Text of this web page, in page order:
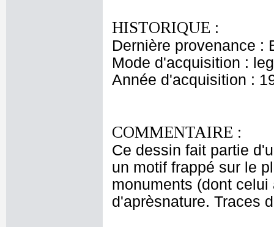
HISTORIQUE :
Dernière provenance :
Mode d'acquisition :
Année d'acquisition :
COMMENTAIRE :
Ce dessin fait partie
un motif frappé sur le
monuments (dont
d'aprèsnature. Traces